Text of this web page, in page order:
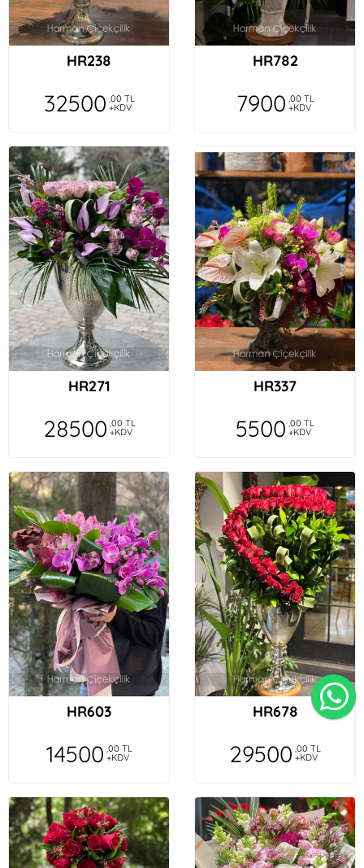
HR238
32500 ,00 TL
+KDV
HR782
7900 ,00 TL
+KDV
HR271
28500 ,00 TL
+KDV
HR337
5500 ,00 TL
+KDV
HR603
14500 ,00 TL
+KDV
HR678
29500 ,00 TL
+KDV